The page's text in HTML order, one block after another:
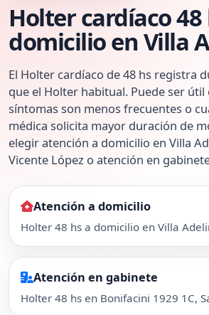
Holter cardíaco 48
domicilio en Villa
El Holter cardíaco de 48 hs registra
que el Holter habitual. Puede ser útil
síntomas son menos frecuentes o
médica solicita mayor duración de
elegir atención a domicilio en Villa
Vicente López o atención en
Atención a domicilio
Holter 48 hs a domicilio en Villa
Atención en gabinete
Holter 48 hs en Bonifacini 1929 1C,